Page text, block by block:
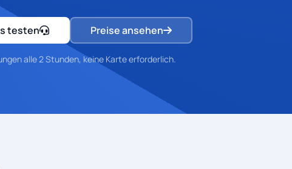
testen Preise ansehen
alle 2 Stunden, keine Karte erforderlich.